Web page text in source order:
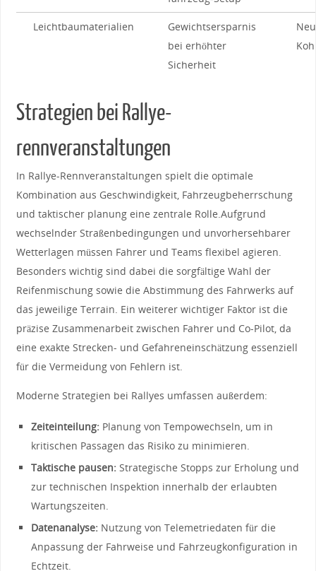
Leichtbaumaterialien
Gewichtsersparnis
bei ‍erhöhter
Sicherheit
Strategien ⁢bei Rallye-
rennveranstaltungen
In⁣ Rallye-Rennveranstaltungen ⁤spielt die ⁣optimale
Kombination aus Geschwindigkeit, Fahrzeugbeherrschung
und taktischer planung eine zentrale Rolle.Aufgrund
wechselnder Straßenbedingungen‌ und unvorhersehbarer
Wetterlagen müssen Fahrer und Teams⁣ flexibel agieren.
‌Besonders wichtig sind dabei die sorgfältige⁣ Wahl der
Reifenmischung sowie die Abstimmung⁤ des Fahrwerks ⁤auf
das jeweilige Terrain.​ Ein weiterer wichtiger ⁢Faktor ist die
präzise‌ Zusammenarbeit zwischen Fahrer und ⁤Co-Pilot, ‍da​
eine⁢ exakte Strecken-‍ und Gefahreneinschätzung essenziell
‍für die Vermeidung von Fehlern ist.
Moderne Strategien bei Rallyes umfassen außerdem:
Zeiteinteilung: ‍Planung von⁢ Tempowechseln, um in
kritischen⁢ Passagen das Risiko zu ‌minimieren.
Taktische ‍pausen: Strategische Stopps‌ zur⁣ Erholung und⁣
zur technischen ‍Inspektion innerhalb der ‌erlaubten
Wartungszeiten.
Datenanalyse: Nutzung von Telemetriedaten für die⁤
Anpassung der Fahrweise und Fahrzeugkonfiguration in‌
Echtzeit.